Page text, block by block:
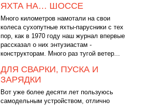
ЯХТА НА… ШОССЕ
Много километров намотали на свои
колеса сухопутные яхты-парусники с тех
пор, как в 1970 году наш журнал впервые
рассказал о них энтузиастам -
конструкторам. Много раз тугой ветер...
ДЛЯ СВАРКИ, ПУСКА И
ЗАРЯДКИ
Вот уже более десяти лет пользуюсь
самодельным устройством, отлично